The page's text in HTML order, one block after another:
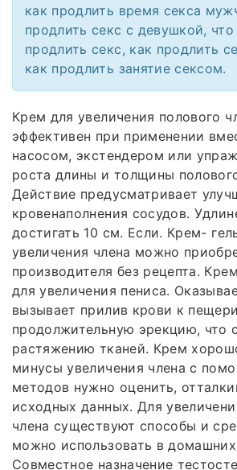
как продлить время секса
продлить секс с девушкой,
продлить секс, как продлить
как продлить занятие сексом.
Крем для увеличения полового
эффективен при применении
насосом, экстендером или
роста длины и толщины
Действие предусматривает
кровенаполнения сосудов.
достигать 10 см. Если. Крем-
увеличения члена можно
производителя без рецепта.
для увеличения пениса.
вызывает прилив крови к
продолжительную эрекцию, что
растяжению тканей. Крем
минусы увеличения члена с
методов нужно оценить,
исходных данных. Для
члена существуют способы и
можно использовать в домашних
Совместное назначение